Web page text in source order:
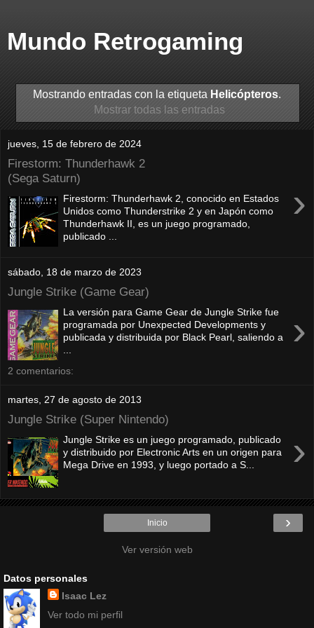
Mundo Retrogaming
Mostrando entradas con la etiqueta Helicópteros.
Mostrar todas las entradas
jueves, 15 de febrero de 2024
Firestorm: Thunderhawk 2
(Sega Saturn)
›
Firestorm: Thunderhawk 2, conocido en Estados
Unidos como Thunderstrike 2 y en Japón como
Thunderhawk II, es un juego programado,
publicado ...
sábado, 18 de marzo de 2023
Jungle Strike (Game Gear)
›
La versión para Game Gear de Jungle Strike fue
programada por Unexpected Developments y
publicada y distribuida por Black Pearl, saliendo a
2 comentarios:
martes, 27 de agosto de 2013
Jungle Strike (Super Nintendo)
›
Jungle Strike es un juego programado, publicado
y distribuido por Electronic Arts en un origen para
Mega Drive en 1993, y luego portado a S...
›
Inicio
Ver versión web
Datos personales
Isaac Lez
Ver todo mi perfil